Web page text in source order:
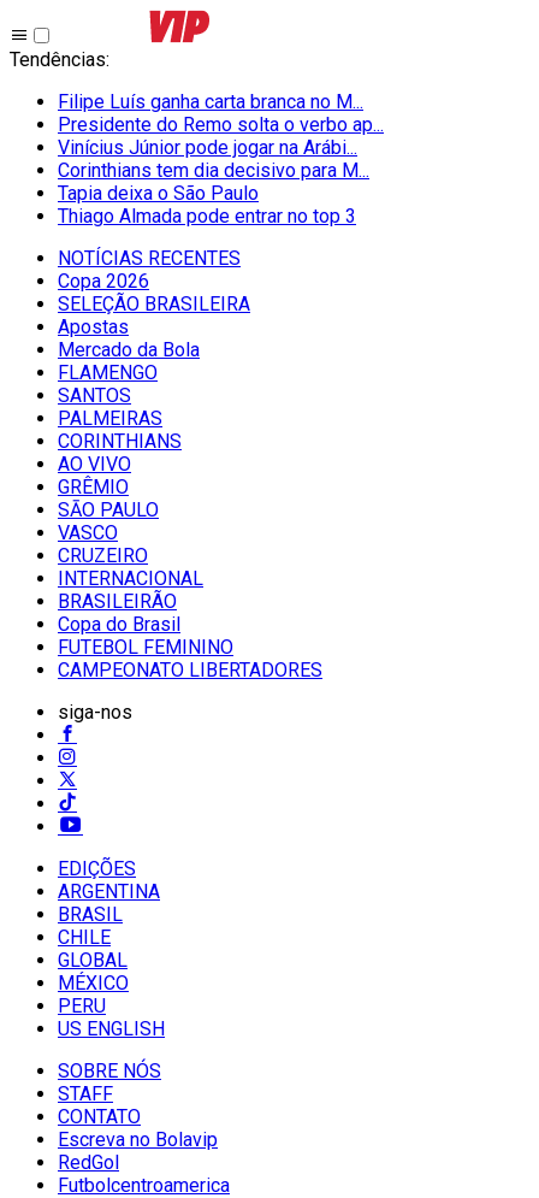
Tendências:
Filipe Luís ganha carta branca no M...
Presidente do Remo solta o verbo ap...
Vinícius Júnior pode jogar na Arábi...
Corinthians tem dia decisivo para M...
Tapia deixa o São Paulo
Thiago Almada pode entrar no top 3
NOTÍCIAS RECENTES
Copa 2026
SELEÇÃO BRASILEIRA
Apostas
Mercado da Bola
FLAMENGO
SANTOS
PALMEIRAS
CORINTHIANS
AO VIVO
GRÊMIO
SĀO PAULO
VASCO
CRUZEIRO
INTERNACIONAL
BRASILEIRÃO
Copa do Brasil
FUTEBOL FEMININO
CAMPEONATO LIBERTADORES
siga-nos
EDIÇÕES
ARGENTINA
BRASIL
CHILE
GLOBAL
MÉXICO
PERU
US ENGLISH
SOBRE NÓS
STAFF
CONTATO
Escreva no Bolavip
RedGol
Futbolcentroamerica